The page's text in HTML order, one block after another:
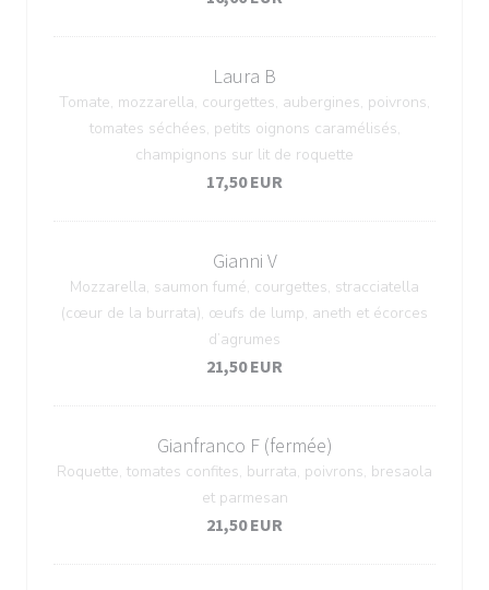
Laura B
Tomate, mozzarella, courgettes, aubergines, poivrons,
tomates séchées, petits oignons caramélisés,
champignons sur lit de roquette
17,50 EUR
Gianni V
Mozzarella, saumon fumé, courgettes, stracciatella
(cœur de la burrata), œufs de lump, aneth et écorces
d’agrumes
21,50 EUR
Gianfranco F (fermée)
Roquette, tomates confites, burrata, poivrons, bresaola
et parmesan
21,50 EUR